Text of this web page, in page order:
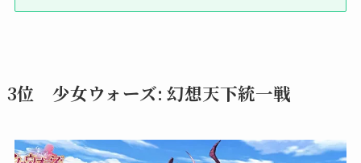
3位 少女ウォーズ: 幻想天下統一戦